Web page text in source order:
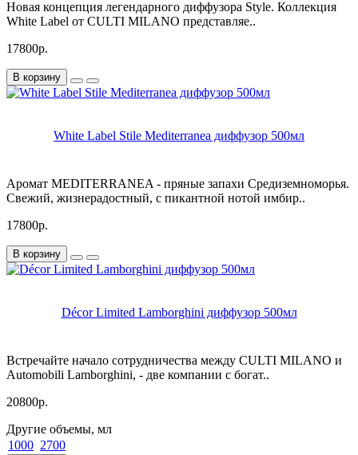
Новая концепция легендарного диффузора Style. Коллекция
White Label от CULTI MILANO представляе..
17800р.
В корзину
White Label Stile Mediterranea диффузор 500мл
Аромат MEDITERRANEA - пряные запахи Средиземноморья.
Свежий, жизнерадостный, с пикантной нотой имбир..
17800р.
В корзину
Décor Limited Lamborghini диффузор 500мл
Встречайте начало сотрудничества между CULTI MILANO и
Automobili Lamborghini, - две компании с богат..
20800р.
Другие объемы, мл
1000 2700